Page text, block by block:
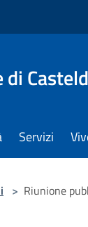
di
Servizi
> Riunione